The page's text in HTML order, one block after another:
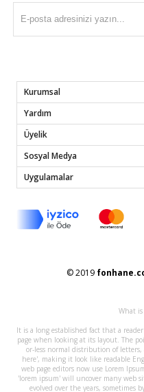
Kurumsal
Yardım
Üyelik
Sosyal Medya
Uygulamalar
© 2019
What is
It is a long established fact that a
page when looking at its layout. The
or-less normal distribution of
here', making it look like readable
web page editors now use Lorem
'lorem ipsum' will uncover many web
evolved over the years, sometimes